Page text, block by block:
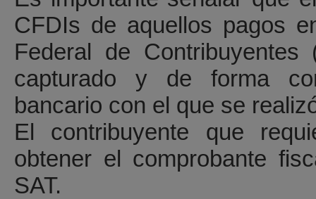
CFDIs de aquellos pagos
Federal de Contribuyentes
capturado y de forma
bancario con el que se
El contribuyente que
obtener el comprobante
SAT.